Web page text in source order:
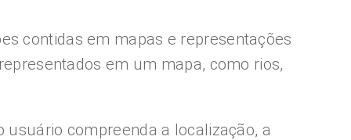
contidas em mapas e representações
em um mapa, como rios,
compreenda a localização, a